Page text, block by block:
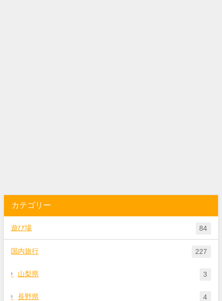
カテゴリー
遊び場 84
国内旅行 227
山梨県 3
長野県 4